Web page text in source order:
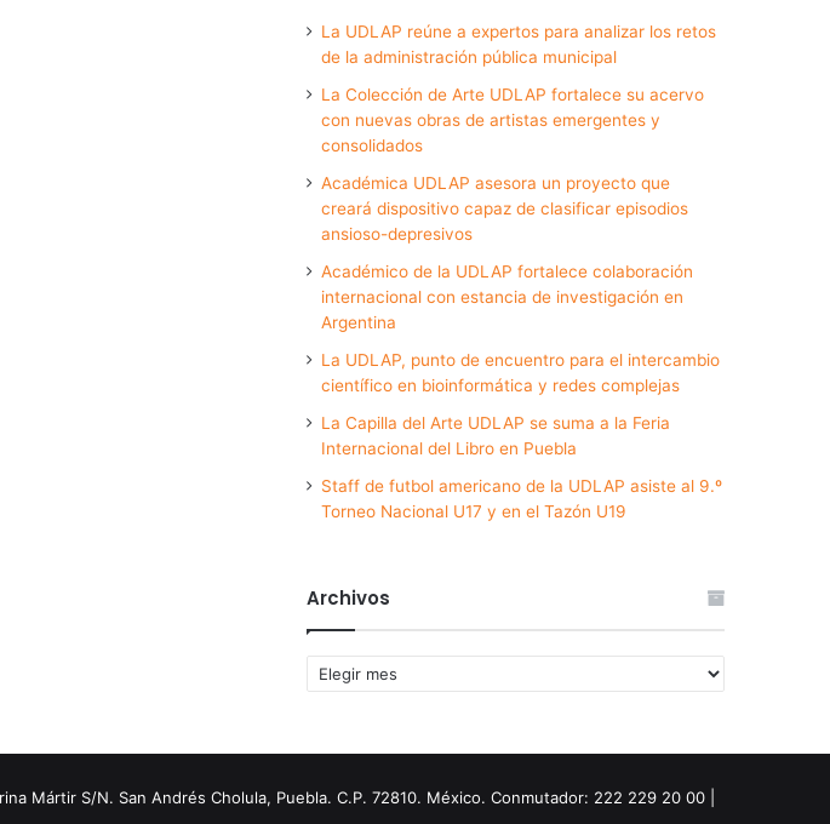
La UDLAP reúne a expertos para analizar los retos
de la administración pública municipal
La Colección de Arte UDLAP fortalece su acervo
con nuevas obras de artistas emergentes y
consolidados
Académica UDLAP asesora un proyecto que
creará dispositivo capaz de clasificar episodios
ansioso-depresivos
Académico de la UDLAP fortalece colaboración
internacional con estancia de investigación en
Argentina
La UDLAP, punto de encuentro para el intercambio
científico en bioinformática y redes complejas
La Capilla del Arte UDLAP se suma a la Feria
Internacional del Libro en Puebla
Staff de futbol americano de la UDLAP asiste al 9.º
Torneo Nacional U17 y en el Tazón U19
Archivos
Archivos
Mártir S/N. San Andrés Cholula, Puebla. C.P. 72810. México. Conmutador: 222 229 20 00 |